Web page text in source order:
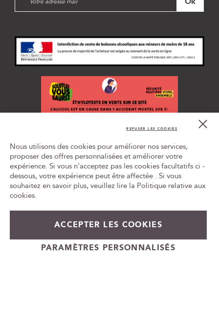
+
-
Ajouter au panier
r
t
n
r
e
n
e
w
s
e
e
CONSOMMER AVEC MODÉRATION
Cadeauvin.fr - © Copyright 2024 - Tous droits réservés
Nous utilisons des cookies pour améliorer nos services,
proposer des offres personnalisées et améliorer votre
expérience. Si vous n'acceptez pas les cookies facultatifs ci -
dessous, votre expérience peut être affectée . Si vous
souhaitez en savoir plus, veuillez lire la Politique relative aux
cookies.
ACCEPTER LES COOKIES
PARAMÈTRES PERSONNALISÉS
REFUSER LES COOKIES